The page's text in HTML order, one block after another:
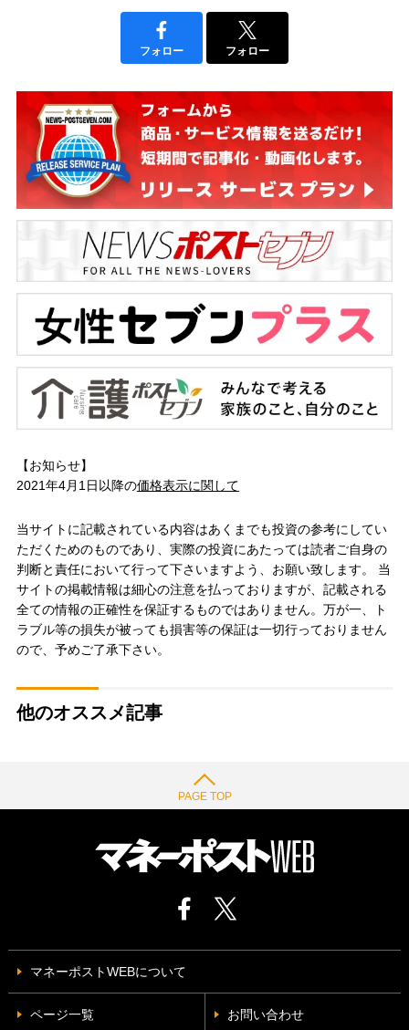
フォロー フォロー
【お知らせ】
2021年4月1日以降の価格表示に関して
当サイトに記載されている内容はあくまでも投資の参考にしてい
ただくためのものであり、実際の投資にあたっては読者ご自身の
判断と責任において行って下さいますよう、お願い致します。 当
サイトの掲載情報は細心の注意を払っておりますが、記載される
全ての情報の正確性を保証するものではありません。万が一、ト
ラブル等の損失が被っても損害等の保証は一切行っておりません
ので、予めご了承下さい。
他のオススメ記事
PAGE TOP
マネーポストWEBについて
ページ一覧 お問い合わせ